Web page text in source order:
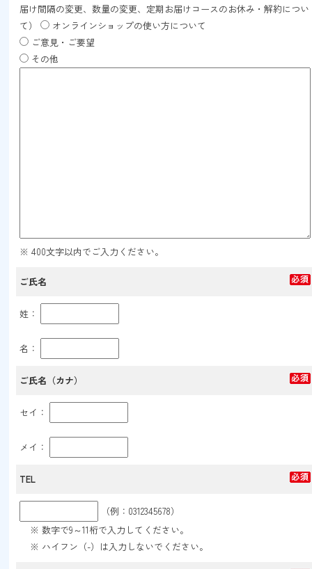
届け間隔の変更、数量の変更、定期お届けコースのお休み・解約につい
て）
オンラインショップの使い方について
ご意見・ご要望
その他
※ 400文字以内でご入力ください。
ご氏名
姓：
名：
ご氏名（カナ）
セイ：
メイ：
TEL
（例：0312345678）
※ 数字で9～11桁で入力してください。
※ ハイフン（-）は入力しないでください。